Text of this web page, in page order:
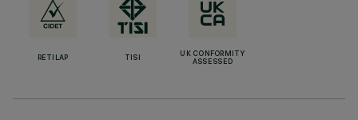
RETILAP TISI
UK CONFORMITY
ASSESSED